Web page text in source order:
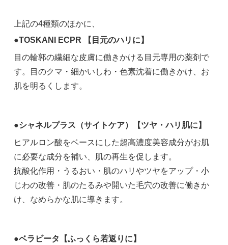
上記の4種類のほかに、
●TOSKANI ECPR 【目元のハリに】
目の輪郭の繊細な皮膚に働きかける目元専用の薬剤で
す。目のクマ・細かいしわ・色素沈着に働きかけ、お
肌を明るくします。
●シャネルプラス（サイトケア）【ツヤ・ハリ肌に】
ヒアルロン酸をベースにした超高濃度美容成分がお肌
に必要な成分を補い、肌の再生を促します。
抗酸化作用・うるおい・肌のハリやツヤをアップ・小
じわの改善・肌のたるみや開いた毛穴の改善に働きか
け、なめらかな肌に導きます。
●ベラビータ【ふっくら若返りに】